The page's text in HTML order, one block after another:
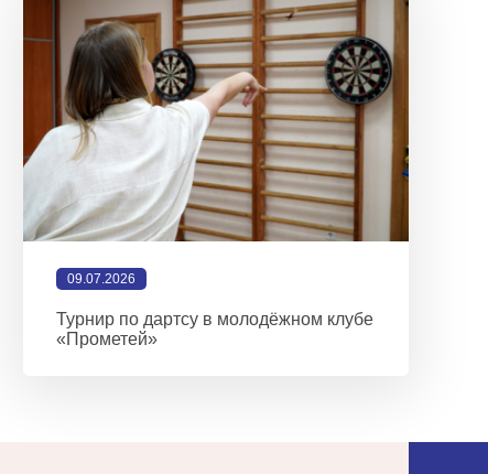
09.07.2026
Турнир по дартсу в молодёжном клубе
«Прометей»